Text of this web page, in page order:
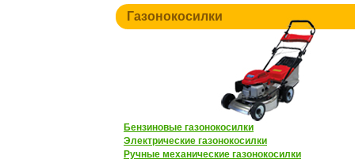
Газонокосилки
Бензиновые газонокосилки
Электрические газонокосилки
Ручные механические газонокосилки